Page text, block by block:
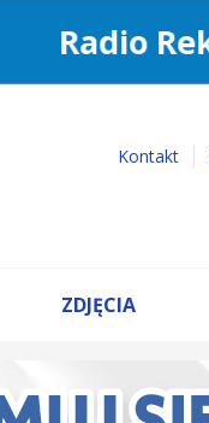
Kontakt
ZDJĘCIA